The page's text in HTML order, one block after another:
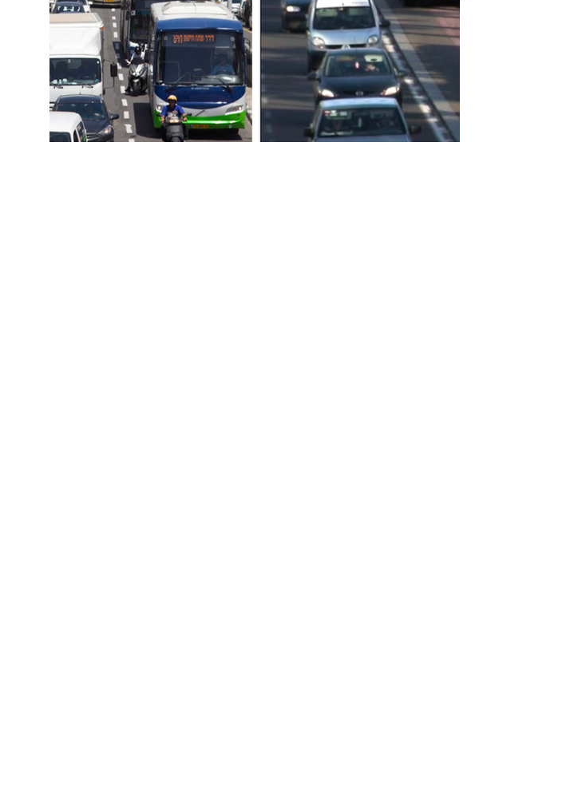
לקראחת הבחירות לרשויות המקומיות